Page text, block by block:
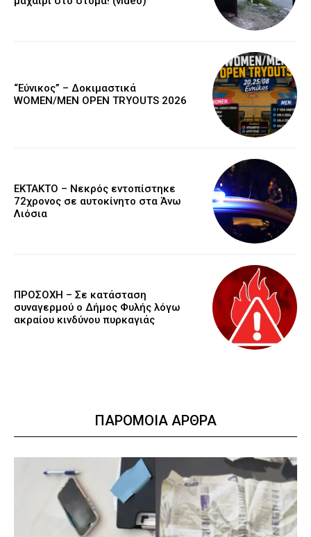
“Εύνικος” – Δοκιμαστικά
WOMEN/MEN OPEN TRYOUTS 2026
EKTAKTO – Νεκρός εντοπίστηκε
72χρονος σε αυτοκίνητο στα Άνω
Λιόσια
ΠΡΟΣΟΧΗ – Σε κατάσταση
συναγερμού ο Δήμος Φυλής λόγω
ακραίου κινδύνου πυρκαγιάς
ΠΑΡΟΜΟΙΑ ΑΡΘΡΑ